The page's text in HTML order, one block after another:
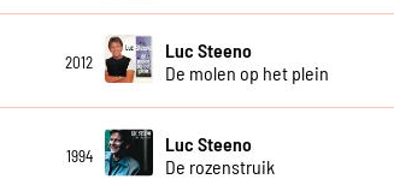
2012
Luc Steeno
De molen op het plein
1994
Luc Steeno
De rozenstruik